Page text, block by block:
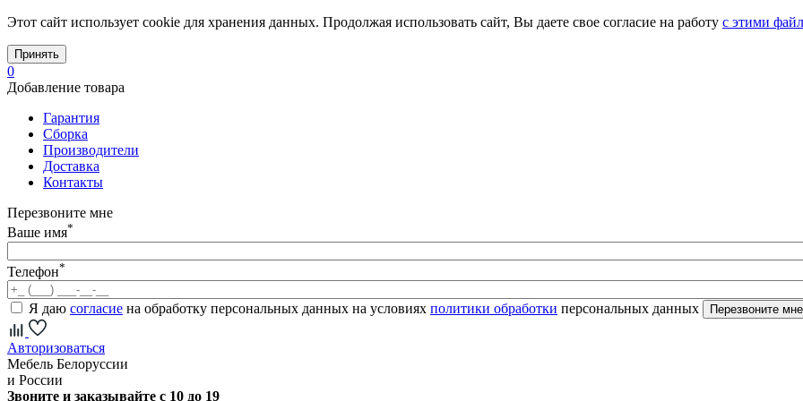
Этот сайт использует cookie для хранения данных. Продолжая использовать сайт, Вы даете свое согласие на работу с этими
Принять
0
Добавление товара
Гарантия
Сборка
Производители
Доставка
Контакты
Перезвоните мне
Ваше имя*
Телефон*
Я даю согласие на обработку персональных данных на условиях политики обработки персональных данных
Авторизоваться
Мебель Белоруссии
и России
Звоните и заказывайте с 10 до 19